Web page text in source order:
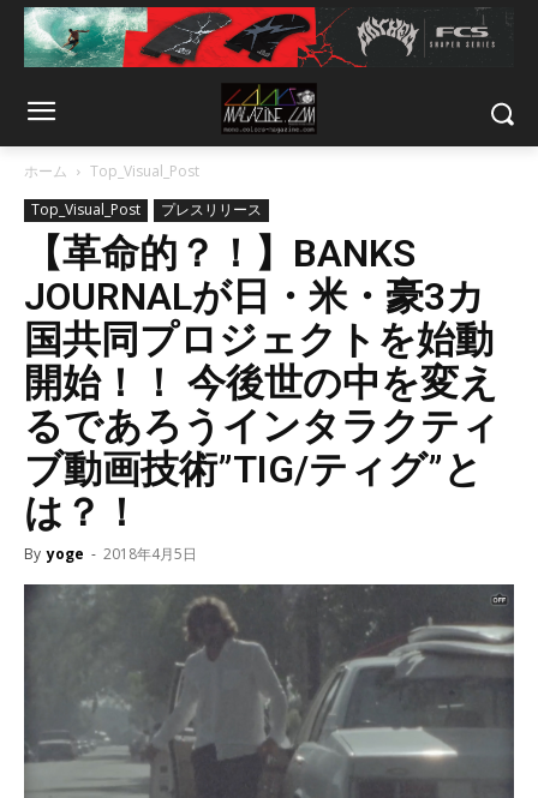
ホーム
Top_Visual_Post
Top_Visual_Post
プレスリリース
【革命的？！】BANKS
JOURNALが日・米・豪3カ
国共同プロジェクトを始動
開始！！ 今後世の中を変え
るであろうインタラクティ
ブ動画技術”TIG/ティグ”と
は？！
By yoge - 2018年4月5日